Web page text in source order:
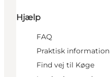
Hjælp
FAQ
Praktisk information
Find vej til Køge